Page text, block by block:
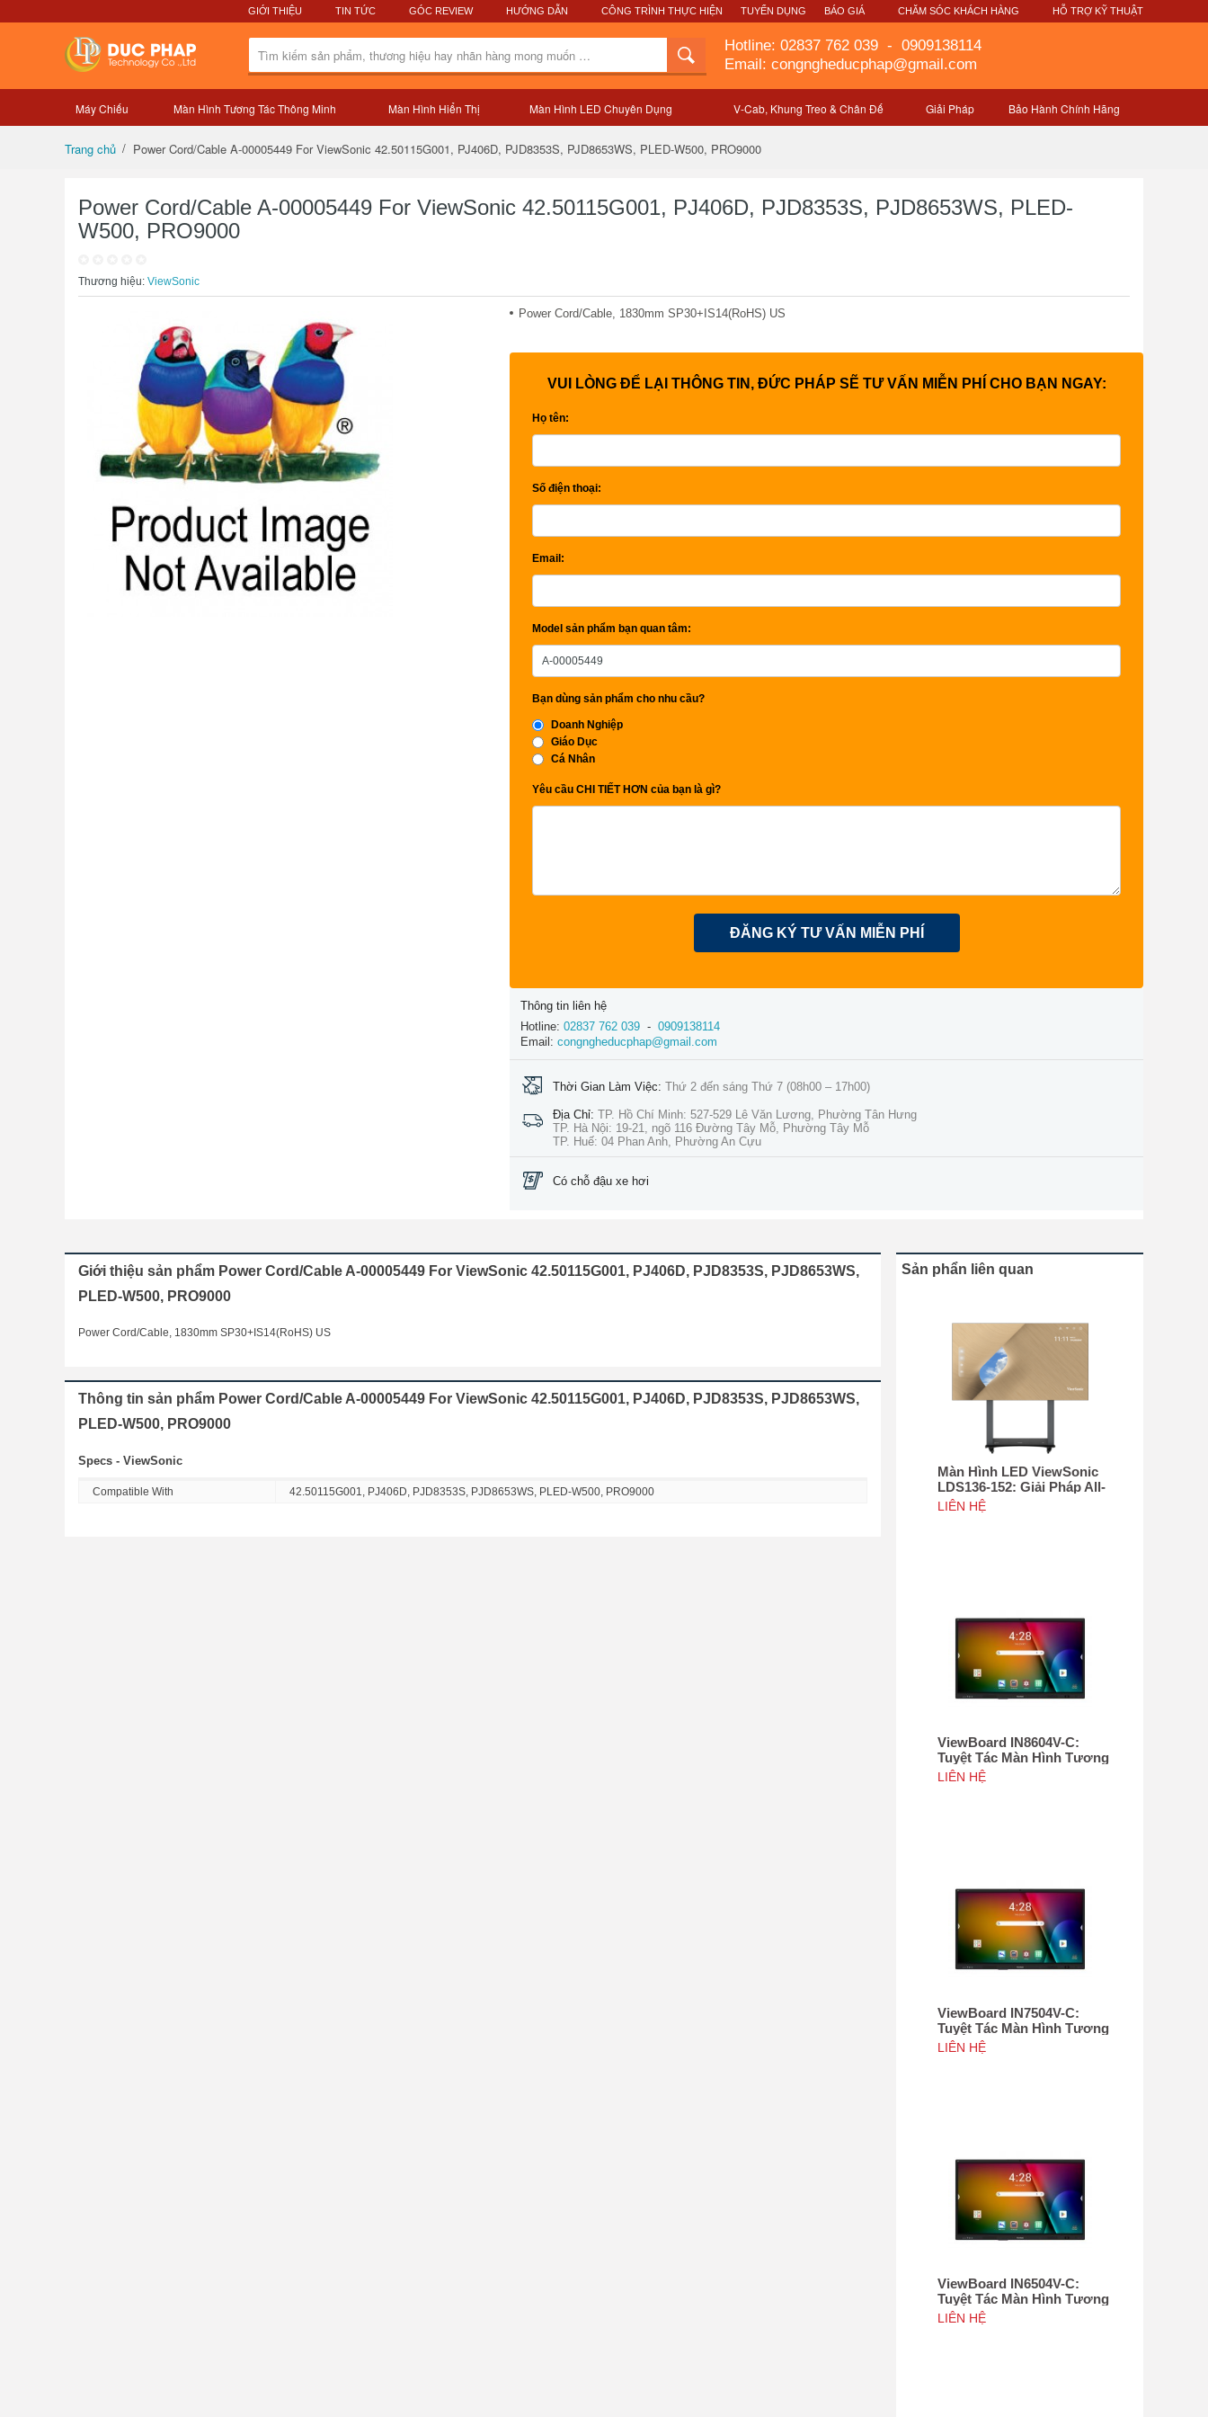
GIỚI THIỆU TIN TỨC GÓC REVIEW HƯỚNG DẪN CÔNG TRÌNH THỰC HIỆN TUYỂN DỤNG BÁO GIÁ CHĂM SÓC KHÁCH HÀNG HỖ TRỢ KỸ THUẬT
Hotline: 02837 762 039 - 0909138114
Email: congngheducphap@gmail.com
Tổng quan sản phẩm Mô tả sản phẩm
Máy Chiếu Màn Hình Tương Tác Thông Minh Màn Hình Hiển Thị Màn Hình LED Chuyên Dụng V-Cab, Khung Treo & Chân Đế Giải Pháp Bảo Hành Chính Hãng
Trang chủ Power Cord/Cable A-00005449 For ViewSonic 42.50115G001, PJ406D, PJD8353S, PJD8653WS, PLED-W500, PRO9000
Power Cord/Cable A-00005449 For ViewSonic 42.50115G001, PJ406D, PJD8353S, PJD8653WS, PLED-
W500, PRO9000
Thương hiệu: ViewSonic
Power Cord/Cable, 1830mm SP30+IS14(RoHS) US
VUI LÒNG ĐỂ LẠI THÔNG TIN, ĐỨC PHÁP SẼ TƯ VẤN MIỄN PHÍ CHO BẠN NGAY:
Họ tên:
Số điện thoại:
Email:
Model sản phẩm bạn quan tâm:
Bạn dùng sản phẩm cho nhu cầu?
Doanh Nghiệp
Giáo Dục
Cá Nhân
Yêu cầu CHI TIẾT HƠN của bạn là gì?
ĐĂNG KÝ TƯ VẤN MIỄN PHÍ
Thông tin liên hệ
Hotline: 02837 762 039 - 0909138114
Email: congngheducphap@gmail.com
Thời Gian Làm Việc: Thứ 2 đến sáng Thứ 7 (08h00 – 17h00)
Địa Chỉ: TP. Hồ Chí Minh: 527-529 Lê Văn Lương, Phường Tân Hưng
TP. Hà Nội: 19-21, ngõ 116 Đường Tây Mỗ, Phường Tây Mỗ
TP. Huế: 04 Phan Anh, Phường An Cựu
Có chỗ đậu xe hơi
Giới thiệu sản phẩm Power Cord/Cable A-00005449 For ViewSonic 42.50115G001, PJ406D, PJD8353S, PJD8653WS,
PLED-W500, PRO9000
Power Cord/Cable, 1830mm SP30+IS14(RoHS) US
Thông tin sản phẩm Power Cord/Cable A-00005449 For ViewSonic 42.50115G001, PJ406D, PJD8353S, PJD8653WS,
PLED-W500, PRO9000
Specs - ViewSonic
Compatible With 42.50115G001, PJ406D, PJD8353S, PJD8653WS, PLED-W500, PRO9000
Sản phẩn liên quan
Màn Hình LED ViewSonic
LDS136-152: Giải Pháp All-
in-One Di Động Hàng Đầu
LIÊN HỆ
ViewBoard IN8604V-C:
Tuyệt Tác Màn Hình Tương
Tác 86", Tích hợp camera
4K độ phân giải 50MP, NFC
LIÊN HỆ
ViewBoard IN7504V-C:
Tuyệt Tác Màn Hình Tương
Tác 75", Tích hợp camera
4K độ phân giải 50MP, NFC
LIÊN HỆ
ViewBoard IN6504V-C:
Tuyệt Tác Màn Hình Tương
Tác 65inch, Tích hợp
camera 4K độ phân giải
LIÊN HỆ